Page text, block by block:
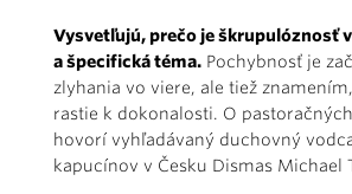
Vysvetľujú, prečo je škrupulóznosť
a špecifická téma. Pochybnosť je
zlyhania vo viere, ale tiež
rastie k dokonalosti. O
hovorí vyhľadávaný duchovný
kapucínov v Česku Dismas Michael